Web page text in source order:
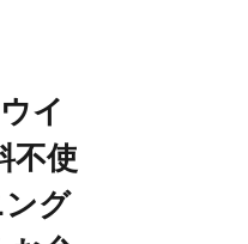
イ
不使
ング